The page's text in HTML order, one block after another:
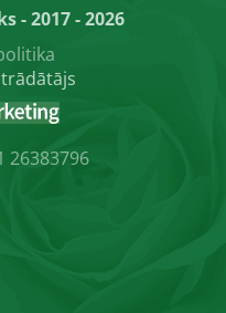
- 2017 - 2026
26383796